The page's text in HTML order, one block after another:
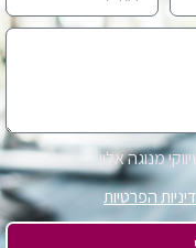
מנוגה אלון
הפרטיות